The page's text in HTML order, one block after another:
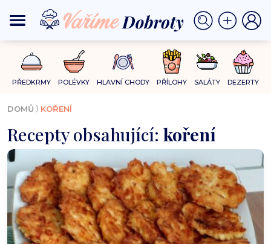
PŘEDKRMY POLÉVKY HLAVNÍ CHODY PŘÍLOHY SALÁTY DEZERTY
DOMŮ ⟩ KOŘENÍ
Recepty obsahující: koření